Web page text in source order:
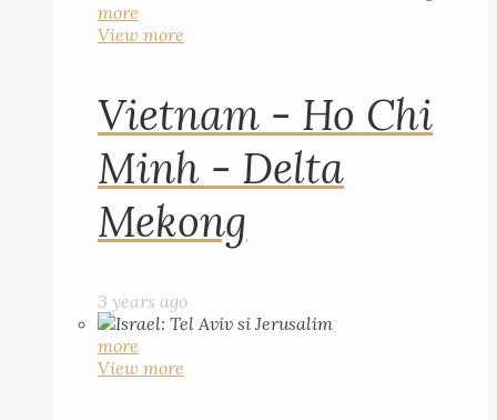
more
View more
Vietnam - Ho Chi
Minh - Delta
Mekong
3 years ago
more
View more